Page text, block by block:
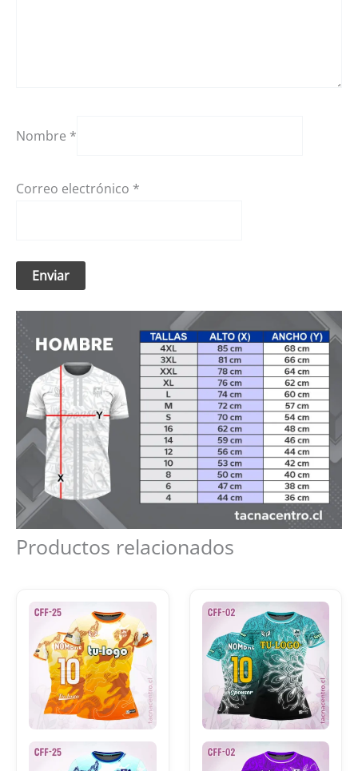
Nombre *
Correo electrónico *
Productos relacionados